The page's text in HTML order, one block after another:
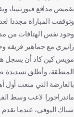
بقميص مدافع فيورنتينا،
وتوقفت المباراة مجددا
وجود نفس الهتافات من
رانيري مع جماهير فريقه
المنطقة، وأطلق تسديدة
بالعارضة التي منعت أول
ماندراجورا لاعب وسط
شباك اليوفي، عندما